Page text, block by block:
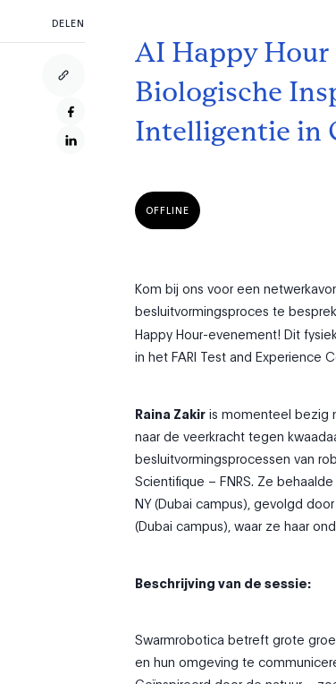
AI Happy Hour
Biologische
Intelligentie in
OFFLINE
Kom bij ons voor een
besluitvormingsproces te
Happy Hour-evenement! Dit
in het FARI Test and Experience
Raina Zakir is momenteel bezig
naar de veerkracht tegen
besluitvormingsprocessen van
Scientifique – FNRS. Ze
NY (Dubai campus), gevolgd
(Dubai campus), waar ze haar
Beschrijving van de sessie:
Swarmrobotica betreft grote
en hun omgeving te
DELEN